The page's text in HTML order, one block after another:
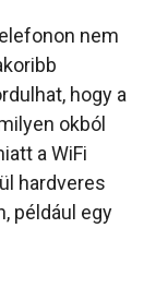
nem
hogy a
okból
a WiFi
hardveres
például egy